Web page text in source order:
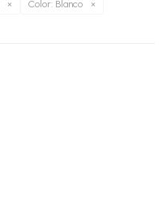
Color: Blanco